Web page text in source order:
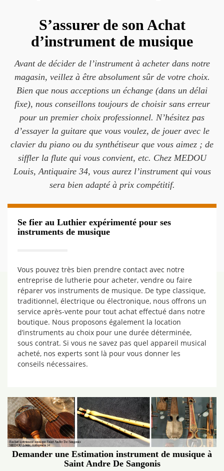
S’assurer de son Achat
d’instrument de musique
Avant de décider de l’instrument à acheter dans notre
magasin, veillez à être absolument sûr de votre choix.
Bien que nous acceptions un échange (dans un délai
fixe), nous conseillons toujours de choisir sans erreur
pour un premier choix professionnel. N’hésitez pas
d’essayer la guitare que vous voulez, de jouer avec le
clavier du piano ou du synthétiseur que vous aimez ; de
siffler la flute qui vous convient, etc. Chez MEDOU
Louis, Antiquaire 34, vous aurez l’instrument qui vous
sera bien adapté à prix compétitif.
Se fier au Luthier expérimenté pour ses
instruments de musique
Vous pouvez très bien prendre contact avec notre
entreprise de lutherie pour acheter, vendre ou faire
réparer vos instruments de musique. De type classique,
traditionnel, électrique ou électronique, nous offrons un
service après-vente pour tout achat effectué dans notre
boutique. Nous proposons également la location
d’instruments au choix pour une durée déterminée,
sous contrat. Si vous ne savez pas quel appareil musical
acheté, nos experts sont là pour vous donner les
conseils nécessaires.
Demander une Estimation instrument de musique à
Saint Andre De Sangonis